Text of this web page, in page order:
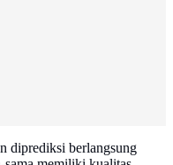
diprediksi berlangsung